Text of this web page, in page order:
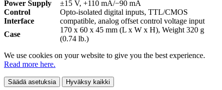
Power Supply
±15 V, +110 mA/−90 mA
Control
Interface
Opto-isolated digital inputs, TTL/CMOS
compatible, analog offset control voltage input
Case
170 x 60 x 45 mm (L x W x H), Weight 320 g
(0.74 lb.)
We use cookies on your website to give you the best experience.
Read more here.
Säädä asetuksia Hyväksy kaikki